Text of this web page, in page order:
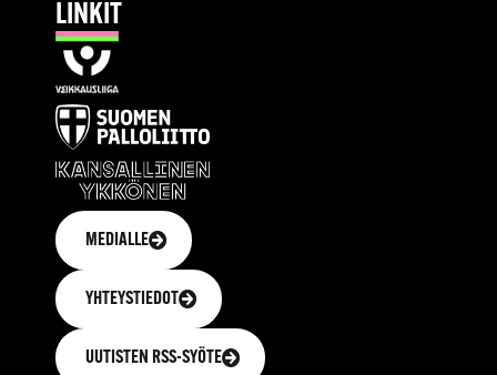
LINKIT
MEDIALLE
YHTEYSTIEDOT
UUTISTEN RSS-SYÖTE